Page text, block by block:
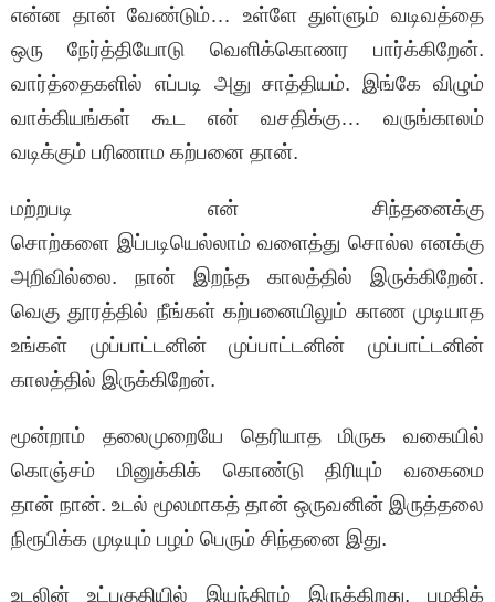
என்ன தான் வேண்டும்… உள்ளே துள்ளும் வடிவத்தை
ஒரு நேர்த்தியோடு வெளிக்கொணர பார்க்கிறேன்.
வார்த்தைகளில் எப்படி அது சாத்தியம். இங்கே விழும்
வாக்கியங்கள் கூட என் வசதிக்கு… வருங்காலம்
வடிக்கும் பரிணாம கற்பனை தான்.
மற்றபடி என் சிந்தனைக்கு
சொற்களை இப்படியெல்லாம் வளைத்து சொல்ல எனக்கு
அறிவில்லை. நான் இறந்த காலத்தில் இருக்கிறேன்.
வெகு தூரத்தில் நீங்கள் கற்பனையிலும் காண முடியாத
உங்கள் முப்பாட்டனின் முப்பாட்டனின் முப்பாட்டனின்
காலத்தில் இருக்கிறேன்.
மூன்றாம் தலைமுறையே தெரியாத மிருக வகையில்
கொஞ்சம் மினுக்கிக் கொண்டு திரியும் வகைமை
தான் நான். உடல் மூலமாகத் தான் ஒருவனின் இருத்தலை
நிரூபிக்க முடியும் பழம் பெரும் சிந்தனை இது.
உடலின் உட்பகுதியில் இயந்திரம் இருக்கிறது. பழகிக்